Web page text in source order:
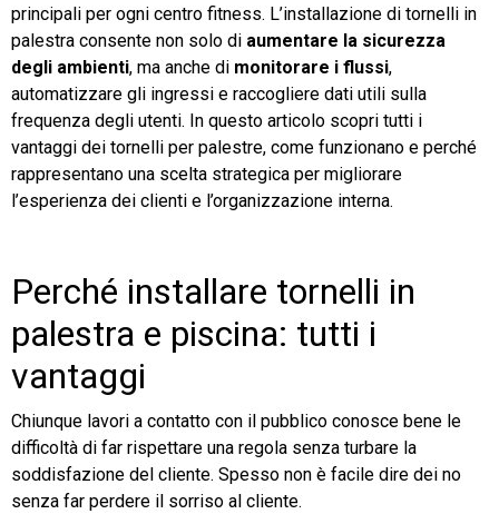
principali per ogni centro fitness. L’installazione di tornelli in
palestra consente non solo di aumentare la sicurezza
degli ambienti, ma anche di monitorare i flussi,
automatizzare gli ingressi e raccogliere dati utili sulla
frequenza degli utenti. In questo articolo scopri tutti i
vantaggi dei tornelli per palestre, come funzionano e perché
rappresentano una scelta strategica per migliorare
l’esperienza dei clienti e l’organizzazione interna.
Perché installare tornelli in
palestra e piscina: tutti i
vantaggi
Chiunque lavori a contatto con il pubblico conosce bene le
difficoltà di far rispettare una regola senza turbare la
soddisfazione del cliente. Spesso non è facile dire dei no
senza far perdere il sorriso al cliente.